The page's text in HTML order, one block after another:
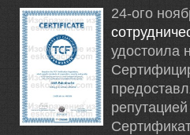
24-ого
удостоила